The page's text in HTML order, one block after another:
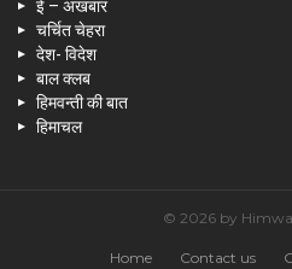
ई – अखबार
चर्चित चेहरा
देश- विदेश
बाल क्लब
हिमवन्ती की बात
हिमाचल
© 2026 by
Home Contact us